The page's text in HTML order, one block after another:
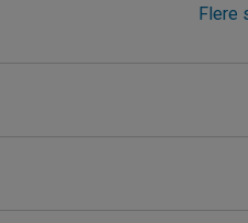
Flere
industrier,